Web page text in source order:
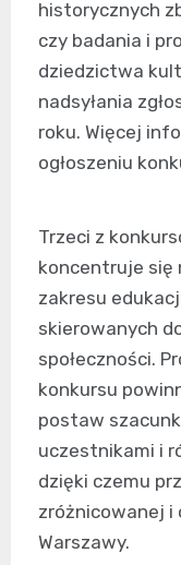
historycznych
czy badania i
dziedzictwa
nadsyłania
roku. Więcej
ogłoszeniu
Trzeci z
koncentruje się
zakresu
skierowanych
społeczności.
konkursu
postaw
uczestnikami i
dzięki czemu
zróżnicowanej i
Warszawy.